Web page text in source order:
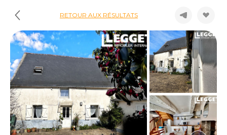
RETOUR AUX RÉSULTATS